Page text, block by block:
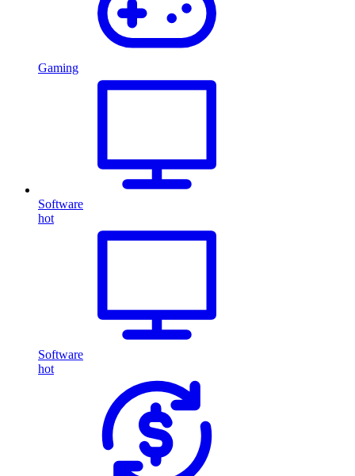
Gaming
Software
hot
Software
hot